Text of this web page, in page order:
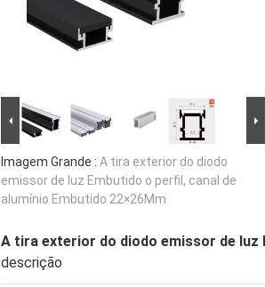
Imagem Grande : A tira exterior do diodo
emissor de luz Embutido o perfil, canal de
alumínio Embutido 22×26Mm
A tira exterior do diodo emissor de luz
descrição